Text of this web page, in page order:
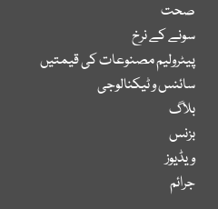
صحت
سونے کے نرخ
پیٹرولیم مصنوعات کی قیمتیں
سائنس و ٹیکنالوجی
بلاگ
بزنس
ویڈیوز
جرائم